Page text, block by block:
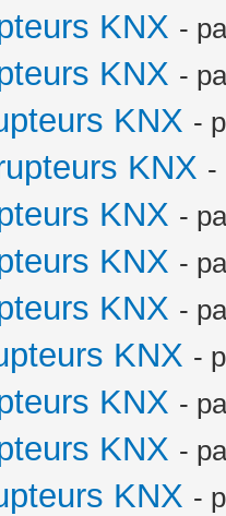
KNX -
KNX -
KNX -
KNX -
KNX -
KNX -
KNX -
KNX -
KNX -
KNX -
KNX -